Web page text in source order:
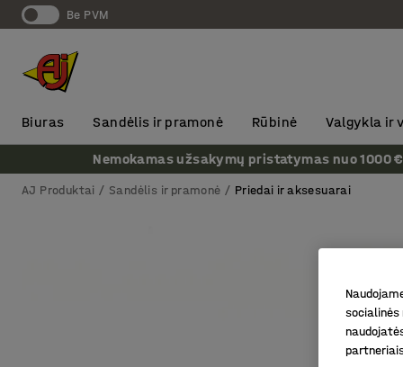
Be PVM
Biuras Sandėlis ir pramonė Rūbinė Valgykla ir
Nemokamas užsakymų pristatymas nuo 1000
AJ Produktai Sandėlis ir pramonė Priedai ir aksesuarai
socialinės